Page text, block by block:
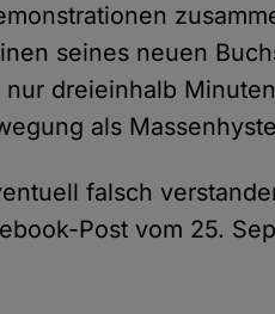
seines neuen
dreieinhalb
als
falsch
Post vom 25.